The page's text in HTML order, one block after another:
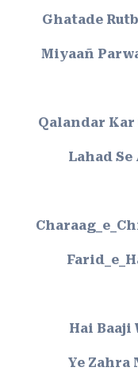
Ghatade
Miyaañ
Qalandar Kar
Lahad
Hai Baaji
Ye Zahra